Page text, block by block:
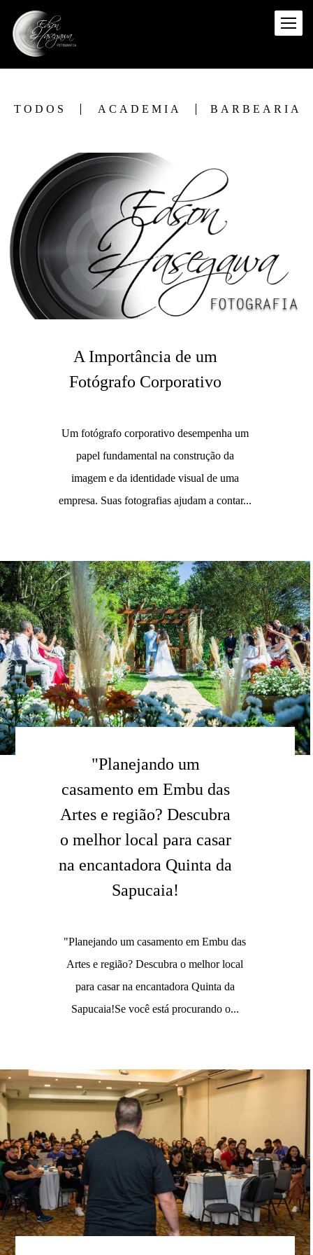
TODOS ACADEMIA BARBEARIA
A Importância de um
Fotógrafo Corporativo
Um fotógrafo corporativo desempenha um
papel fundamental na construção da
imagem e da identidade visual de uma
empresa. Suas fotografias ajudam a contar...
"Planejando um
casamento em Embu das
Artes e região? Descubra
o melhor local para casar
na encantadora Quinta da
Sapucaia!
"Planejando um casamento em Embu das
Artes e região? Descubra o melhor local
para casar na encantadora Quinta da
Sapucaia!Se você está procurando o...